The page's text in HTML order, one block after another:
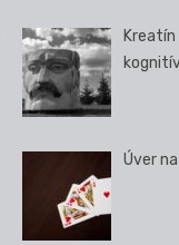
Úver